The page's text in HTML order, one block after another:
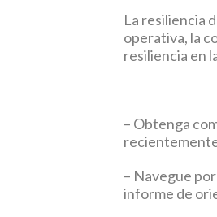
La resiliencia
operativa, la
resiliencia en
– Obtenga
– Navegue
informe de